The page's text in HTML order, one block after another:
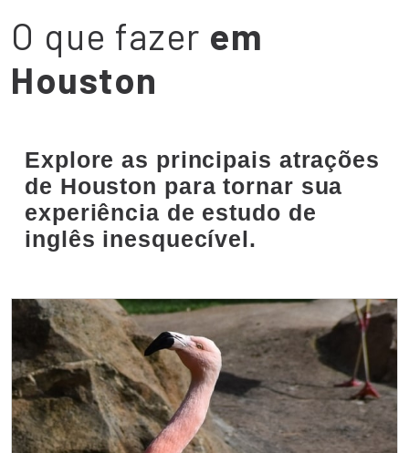
O que fazer em
Houston
Explore as principais atrações
de Houston para tornar sua
experiência de estudo de
inglês inesquecível.